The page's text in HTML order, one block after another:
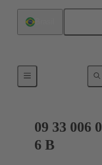
09 33 006
6 B